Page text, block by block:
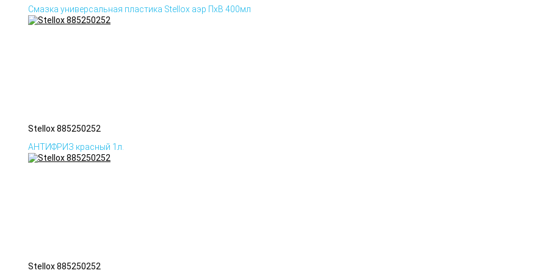
Смазка универсальная пластика Stellox аэр ПхВ 400мл
Stellox 885250252
АНТИФРИЗ красный 1л.
Stellox 885250252